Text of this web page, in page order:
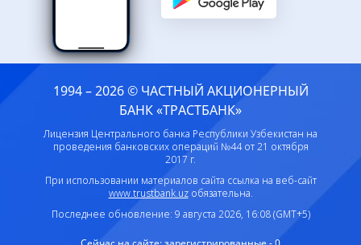
1994 – 2026 © ЧАСТНЫЙ АКЦИОНЕРНЫЙ
БАНК «ТРАСТБАНК»
Лицензия Центрального банка Республики Узбекистан на
проведения банковских операций №44 от 21 октября
2017 г.
При использовании материалов сайта ссылка на веб-сайт
www.trustbank.uzобязательна.
Последнее обновление: 9 августа 2026, 16:08 (GMT+5)